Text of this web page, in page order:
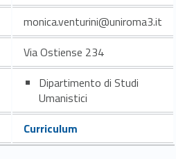
monica.venturini@uniroma3.it
Via Ostiense 234
Dipartimento di Studi
Umanistici
Curriculum